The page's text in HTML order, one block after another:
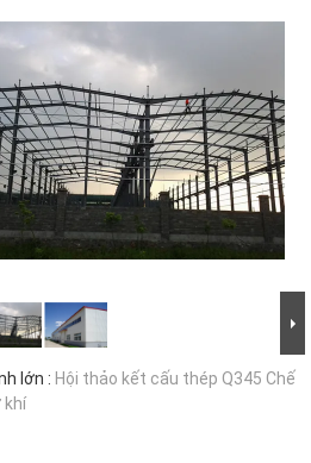
lớn : Hội thảo kết cấu thép Q345 Chế
khí